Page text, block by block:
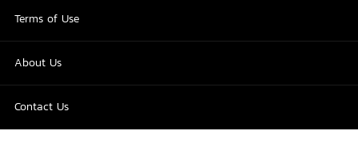
Terms of Use
About Us
Contact Us